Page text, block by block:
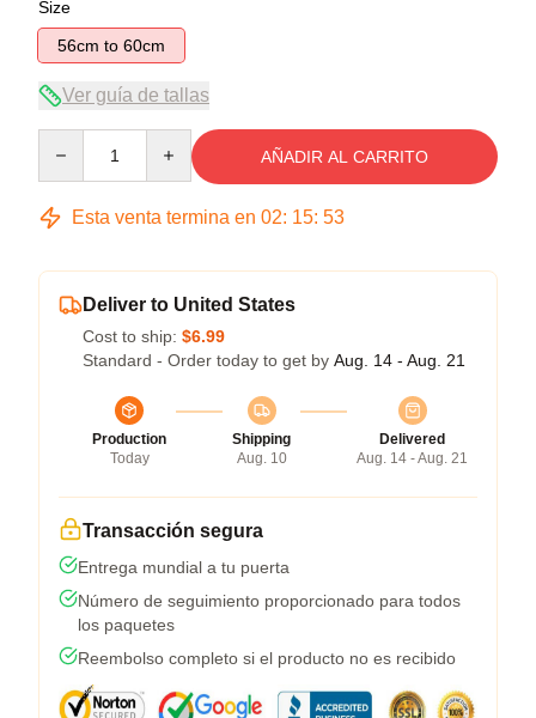
Size
56cm to 60cm
Ver guía de tallas
AÑADIR AL CARRITO
Esta venta termina en 02: 15: 53
Deliver to United States
Cost to ship: $6.99
Standard - Order today to get by Aug. 14 - Aug. 21
Production
Today
Shipping
Aug. 10
Delivered
Aug. 14 - Aug. 21
Transacción segura
Entrega mundial a tu puerta
Número de seguimiento proporcionado para todos
los paquetes
Reembolso completo si el producto no es recibido